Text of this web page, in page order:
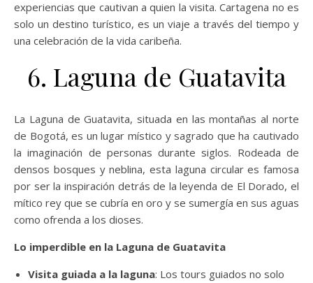
experiencias que cautivan a quien la visita. Cartagena no es
solo un destino turístico, es un viaje a través del tiempo y
una celebración de la vida caribeña.
6. Laguna de Guatavita
La Laguna de Guatavita, situada en las montañas al norte
de Bogotá, es un lugar místico y sagrado que ha cautivado
la imaginación de personas durante siglos. Rodeada de
densos bosques y neblina, esta laguna circular es famosa
por ser la inspiración detrás de la leyenda de El Dorado, el
mítico rey que se cubría en oro y se sumergía en sus aguas
como ofrenda a los dioses.
Lo imperdible en la Laguna de Guatavita
Visita guiada a la laguna: Los tours guiados no solo